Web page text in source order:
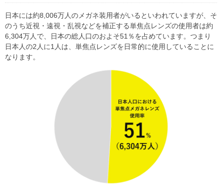
日本には約8,006万人のメガネ装用者がいるといわれていますが、そ
のうち近視・遠視・乱視などを補正する単焦点レンズの使用者は約
6,304万人で、日本の総人口のおよそ51％を占めています。つまり
日本人の2人に1人は、単焦点レンズを日常的に使用していることに
なります。